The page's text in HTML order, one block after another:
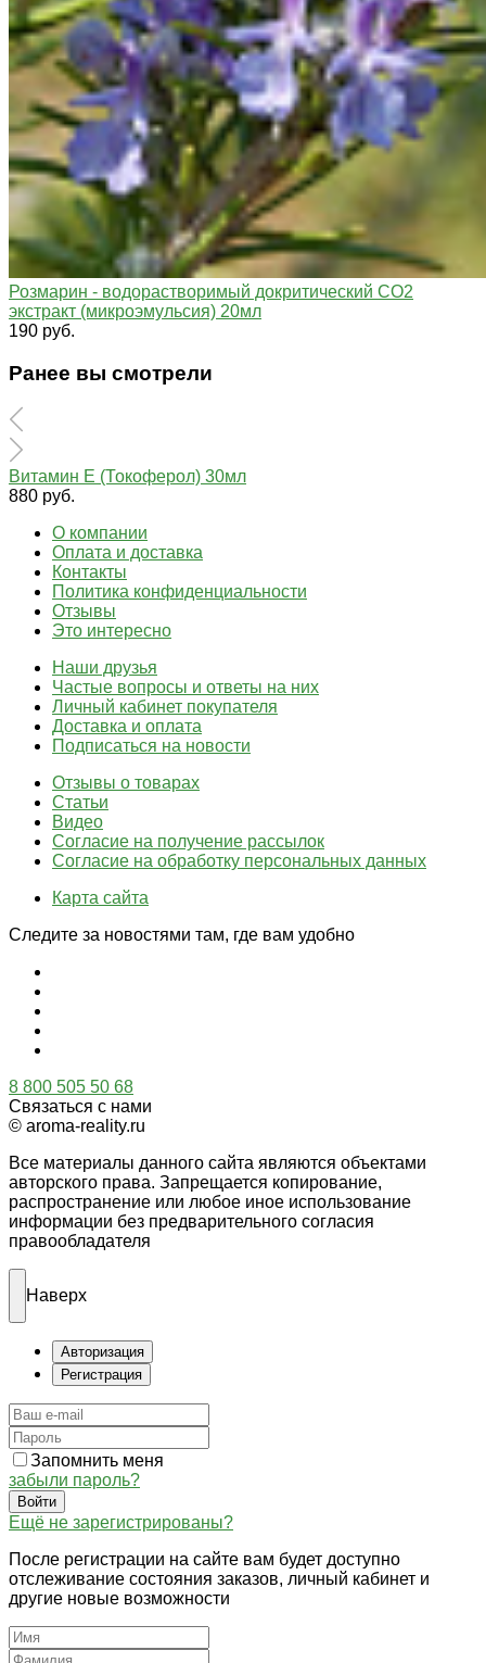
Розмарин - водорастворимый докритический СО2
экстракт (микроэмульсия) 20мл
190 руб.
Ранее вы смотрели
Витамин Е (Токоферол) 30мл
880 руб.
О компании
Оплата и доставка
Контакты
Политика конфиденциальности
Отзывы
Это интересно
Наши друзья
Частые вопросы и ответы на них
Личный кабинет покупателя
Доставка и оплата
Подписаться на новости
Отзывы о товарах
Статьи
Видео
Согласие на получение рассылок
Согласие на обработку персональных данных
Карта сайта
Следите за новостями там, где вам удобно
8 800 505 50 68
Связаться с нами
© aroma-reality.ru
Все материалы данного сайта являются объектами
авторского права. Запрещается копирование,
распространение или любое иное использование
информации без предварительного согласия
правообладателя
Наверх
Авторизация
Регистрация
Запомнить меня
забыли пароль?
Войти
Ещё не зарегистрированы?
После регистрации на сайте вам будет доступно
отслеживание состояния заказов, личный кабинет и
другие новые возможности